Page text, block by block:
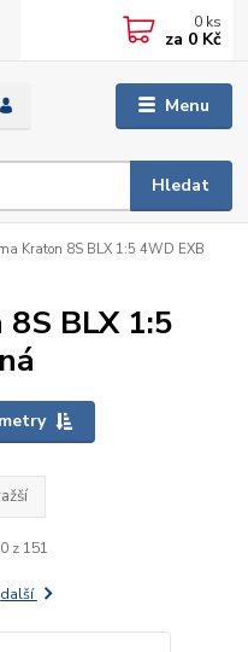
Menu
Hledat
0 ks
za 0 Kč
Kraton 8S BLX 1:5 4WD EXB
BLX 1:5
z 151
další